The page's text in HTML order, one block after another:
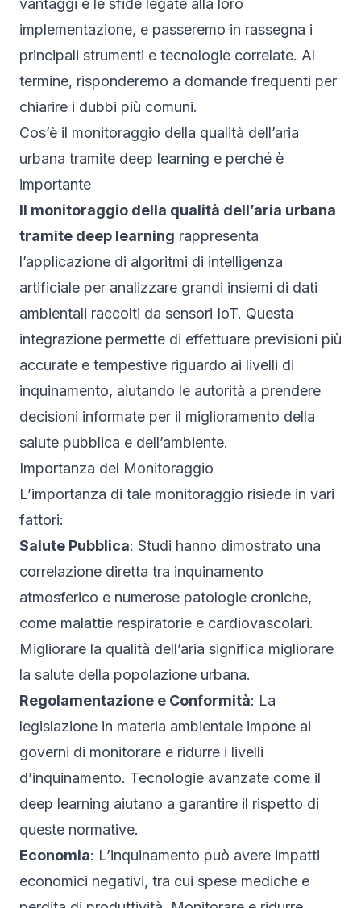
implementazione, e passeremo in rassegna i
principali strumenti e tecnologie correlate. Al
termine, risponderemo a domande frequenti per
chiarire i dubbi più comuni.
Cos’è il monitoraggio della qualità dell’aria
urbana tramite deep learning e perché è
importante
Il monitoraggio della qualità dell’aria urbana
tramite deep learning rappresenta
l’applicazione di algoritmi di intelligenza
artificiale per analizzare grandi insiemi di dati
ambientali raccolti da sensori IoT. Questa
integrazione permette di effettuare previsioni più
accurate e tempestive riguardo ai livelli di
inquinamento, aiutando le autorità a prendere
decisioni informate per il miglioramento della
salute pubblica e dell’ambiente.
Importanza del Monitoraggio
L’importanza di tale monitoraggio risiede in vari
fattori:
Salute Pubblica: Studi hanno dimostrato una
correlazione diretta tra inquinamento
atmosferico e numerose patologie croniche,
come malattie respiratorie e cardiovascolari.
Migliorare la qualità dell’aria significa migliorare
la salute della popolazione urbana.
Regolamentazione e Conformità: La
legislazione in materia ambientale impone ai
governi di monitorare e ridurre i livelli
d’inquinamento. Tecnologie avanzate come il
deep learning aiutano a garantire il rispetto di
queste normative.
Economia: L’inquinamento può avere impatti
economici negativi, tra cui spese mediche e